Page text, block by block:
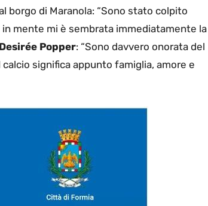
borgo di Maranola: “Sono stato colpito
mente mi è sembrata immediatamente la
Desirée Popper: “Sono davvero onorata del
significa appunto famiglia, amore e